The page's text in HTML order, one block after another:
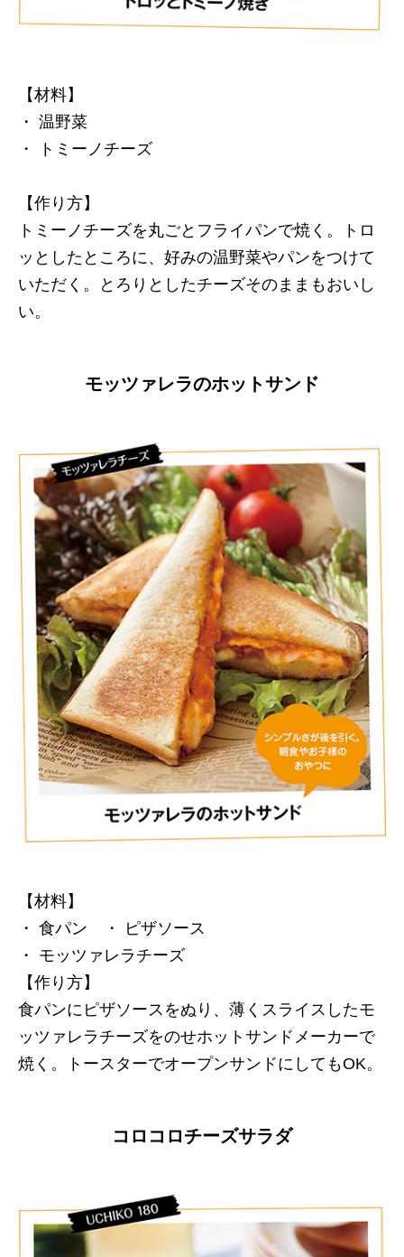
【材料】
・ 温野菜
・ トミーノチーズ
【作り方】
トミーノチーズを丸ごとフライパンで焼く。トロ
ッとしたところに、好みの温野菜やパンをつけて
いただく。とろりとしたチーズそのままもおいし
い。
モッツァレラのホットサンド
【材料】
・ 食パン ・ ピザソース
・ モッツァレラチーズ
【作り方】
食パンにピザソースをぬり、薄くスライスしたモ
ッツァレラチーズをのせホットサンドメーカーで
焼く。トースターでオープンサンドにしてもOK。
コロコロチーズサラダ